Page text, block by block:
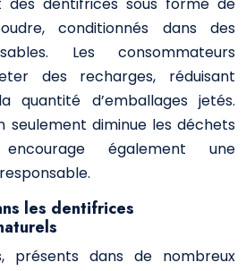
conditionnés dans des
Les consommateurs
des recharges, réduisant
quantité d’emballages jetés.
diminue les déchets
également une
les dentifrices
présents dans de nombreux